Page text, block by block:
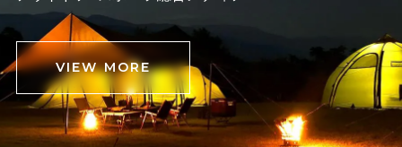
VIEW MORE